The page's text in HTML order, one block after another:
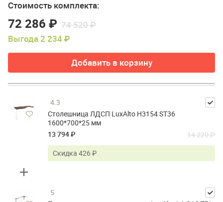
Стоимость комплекта:
72 286 ₽ 74 520 ₽
Выгода 2 234 ₽
Добавить в корзину
4.3
Столешница ЛДСП LuxAlto H3154 ST36
1600*700*25 мм
13 794 ₽
14 220 ₽
Скидка 426 ₽
5